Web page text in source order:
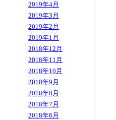
2019年4月
2019年3月
2019年2月
2019年1月
2018年12月
2018年11月
2018年10月
2018年9月
2018年8月
2018年7月
2018年6月